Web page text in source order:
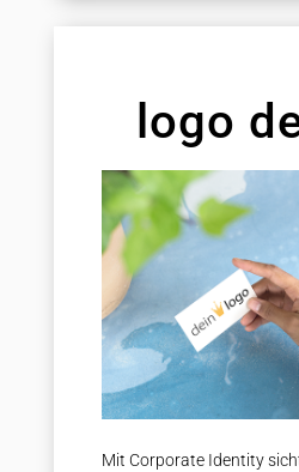
logo
Mit Corporate Identity